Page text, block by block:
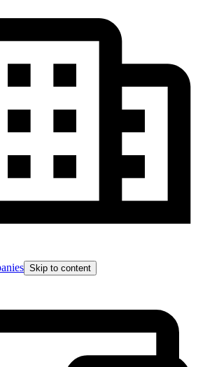
Skip to content